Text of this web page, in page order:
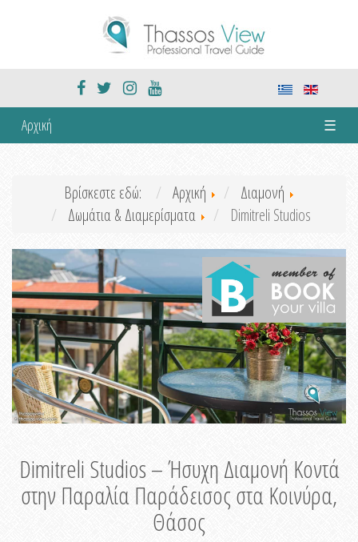
Αρχική ☰
Βρίσκεστε εδώ: Αρχική
Διαμονή
Δωμάτια & Διαμερίσματα
Dimitreli Studios
Dimitreli Studios – Ήσυχη Διαμονή Κοντά
στην Παραλία Παράδεισος στα Κοινύρα,
Θάσος